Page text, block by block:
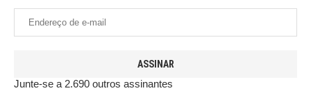
ASSINAR
Junte-se a 2.690 outros assinantes